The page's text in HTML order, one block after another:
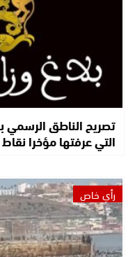
تصريح الناطق الرسمي
التي عرفتها مؤخرا
رأي خاص